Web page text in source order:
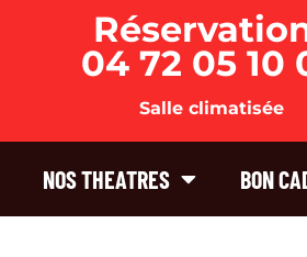
04 72 05 10
Salle climatisée
NOS THEATRES BON